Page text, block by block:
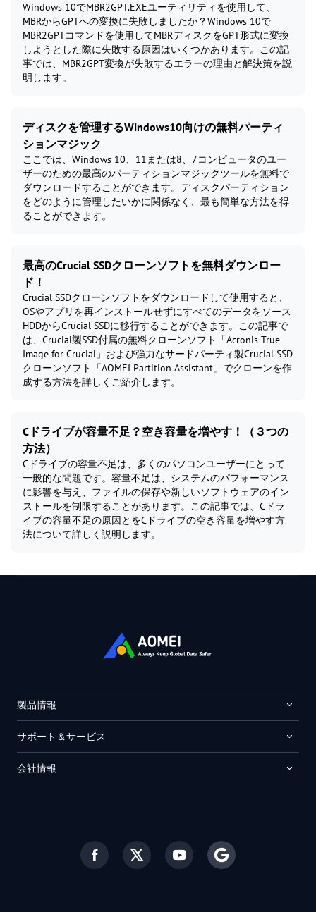
Windows 10でMBR2GPT.EXEユーティリティを使用して、
MBRからGPTへの変換に失敗しましたか？Windows 10で
MBR2GPTコマンドを使用してMBRディスクをGPT形式に変換
しようとした際に失敗する原因はいくつかあります。この記
事では、MBR2GPT変換が失敗するエラーの理由と解決策を説
明します。
ディスクを管理するWindows10向けの無料パーティ
ションマジック
ここでは、Windows 10、11または8、7コンピュータのユー
ザーのための最高のパーティションマジックツールを無料で
ダウンロードすることができます。ディスクパーティション
をどのように管理したいかに関係なく、最も簡単な方法を得
ることができます。
最高のCrucial SSDクローンソフトを無料ダウンロー
ド！
Crucial SSDクローンソフトをダウンロードして使用すると、
OSやアプリを再インストールせずにすべてのデータをソース
HDDからCrucial SSDに移行することができます。この記事で
は、Crucial製SSD付属の無料クローンソフト「Acronis True
Image for Crucial」および強力なサードパーティ製Crucial SSD
クローンソフト「AOMEI Partition Assistant」でクローンを作
成する方法を詳しくご紹介します。
Cドライブが容量不足？空き容量を増やす！（３つの
方法）
Cドライブの容量不足は、多くのパソコンユーザーにとって
一般的な問題です。容量不足は、システムのパフォーマンス
に影響を与え、ファイルの保存や新しいソフトウェアのイン
ストールを制限することがあります。この記事では、Cドラ
イブの容量不足の原因とをCドライブの空き容量を増やす方
法について詳しく説明します。
製品情報
サポート＆サービス
会社情報